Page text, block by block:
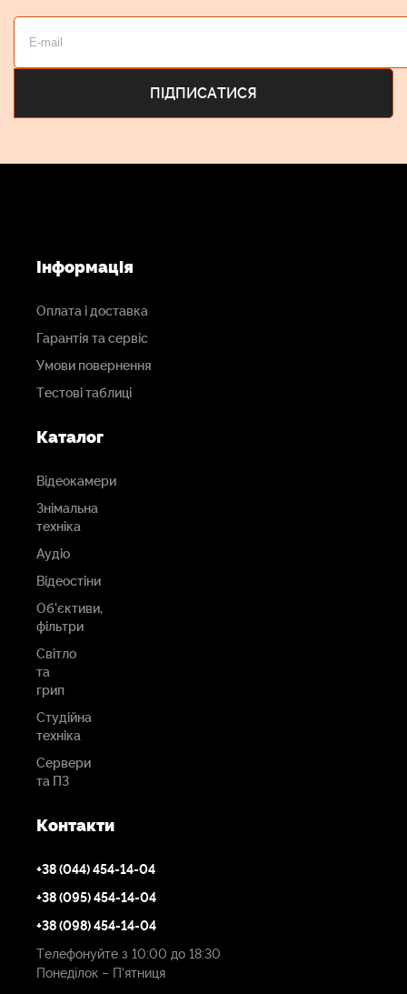
Інформація
Оплата і доставка
Гарантія та сервіс
Умови повернення
Тестові таблиці
Каталог
Відеокамери
Знімальна
техніка
Аудіо
Відеостіни
Об'єктиви,
фільтри
Світло
та
грип
Студійна
техніка
Сервери
та ПЗ
Контакти
+38 (044) 454-14-04
+38 (095) 454-14-04
+38 (098) 454-14-04
Телефонуйте з 10:00 до 18:30
Понеділок – П'ятниця